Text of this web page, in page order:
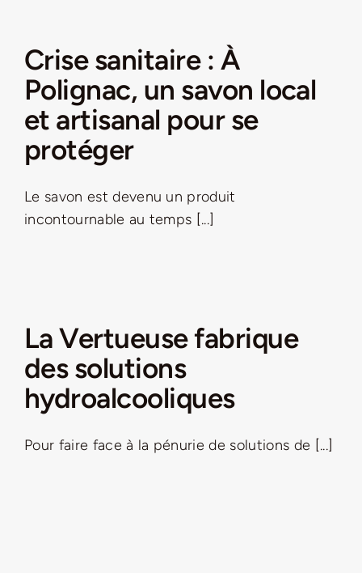
Crise sanitaire : À
Polignac, un savon local
et artisanal pour se
protéger
Le savon est devenu un produit
incontournable au temps [...]
La Vertueuse fabrique
des solutions
hydroalcooliques
Pour faire face à la pénurie de solutions de [...]